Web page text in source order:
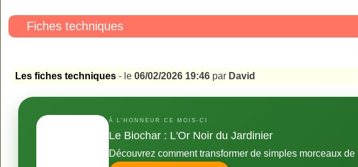
Fiches techniques
Les fiches techniques - le 06/02/2026 19:46par David
À L'HONNEUR CE MOIS-CI
Le Biochar : L'Or Noir du Jardinier
Découvrez comment transformer de simples morceaux